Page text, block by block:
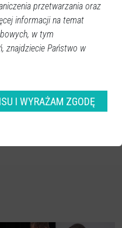
przetwarzania oraz
informacji na temat
w tym
znajdziecie Państwo w
I WYRAŻAM ZGODĘ